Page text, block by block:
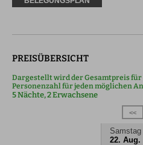
PREISÜBERSICHT
Dargestellt wird der Gesamtpreis
Personenzahl für jeden möglichen
5 Nächte, 2 Erwachsene
<<
Samstag
22. Aug.